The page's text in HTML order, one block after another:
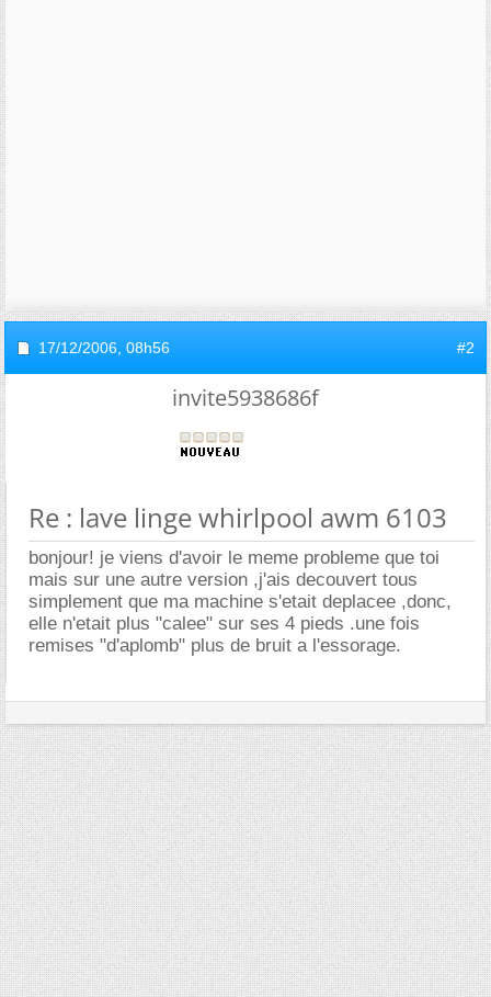
17/12/2006, 08h56 #2
invite5938686f
Re : lave linge whirlpool awm 6103
bonjour! je viens d'avoir le meme probleme que toi
mais sur une autre version ,j'ais decouvert tous
simplement que ma machine s'etait deplacee ,donc,
elle n'etait plus "calee" sur ses 4 pieds .une fois
remises "d'aplomb" plus de bruit a l'essorage.